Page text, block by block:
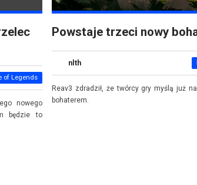
of Legends
nowego
będzie to
Powstaje trzeci nowy
nlth
Reav3 zdradził, że twórcy gry myślą już
bohaterem.